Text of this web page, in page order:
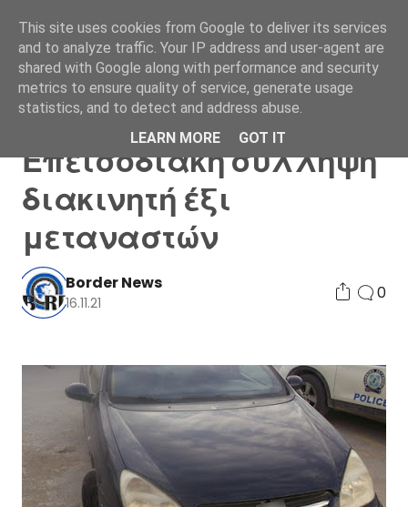
Αλεξανδρούπολη:
Επεισοδιακή σύλληψη
διακινητή έξι
μεταναστών
Border News
16.11.21
0
This site uses cookies from Google to deliver its services
and to analyze traffic. Your IP address and user-agent are
shared with Google along with performance and security
metrics to ensure quality of service, generate usage
statistics, and to detect and address abuse.
LEARN MORE
GOT IT